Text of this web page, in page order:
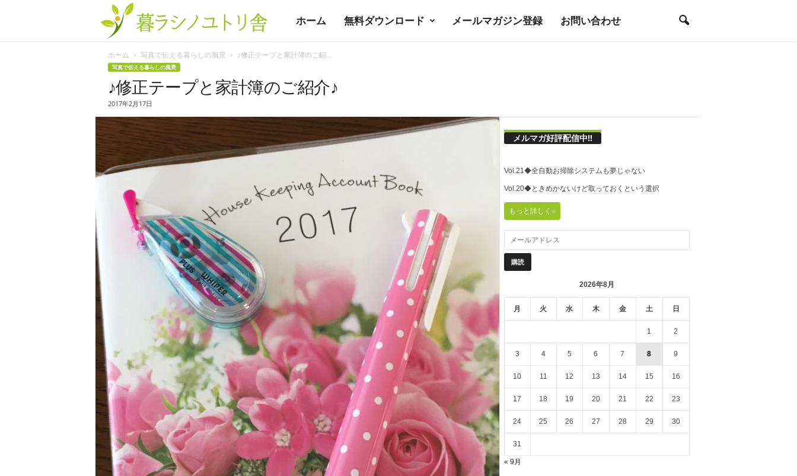
ラ
ノ
ユ
ト
舎
ホーム 無料ダウンロード メールマガジン登録 お問い合わせ
ホーム 写真で伝える暮らしの風景 ♪修正テープと家計簿のご紹...
写真で伝える暮らしの風景
♪修正テープと家計簿のご紹介♪
2017年2月17日
メルマガ好評配信中!!
Vol.21◆全自動お掃除システムも夢じゃない
Vol.20◆ときめかないけど取っておくという選択
もっと詳しく»
2026年8月
月 火 水 木 金 土 日
1 2
3 4 5 6 7 8 9
10 11 12 13 14 15 16
17 18 19 20 21 22 23
24 25 26 27 28 29 30
31
« 9月